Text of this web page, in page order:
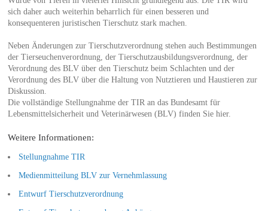
sich daher auch weiterhin beharrlich für einen besseren und
konsequenteren juristischen Tierschutz stark machen.
Neben Änderungen zur Tierschutzverordnung stehen auch Bestimmungen
der Tierseuchenverordnung, der Tierschutzausbildungsverordnung, der
Verordnung des BLV über den Tierschutz beim Schlachten und der
Verordnung des BLV über die Haltung von Nutztieren und Haustieren zur
Diskussion.
Die vollständige Stellungnahme der TIR an das Bundesamt für
Lebensmittelsicherheit und Veterinärwesen (BLV) finden Sie hier.
Weitere Informationen:
Stellungnahme TIR
Medienmitteilung BLV zur Vernehmlassung
Entwurf Tierschutzverordnung